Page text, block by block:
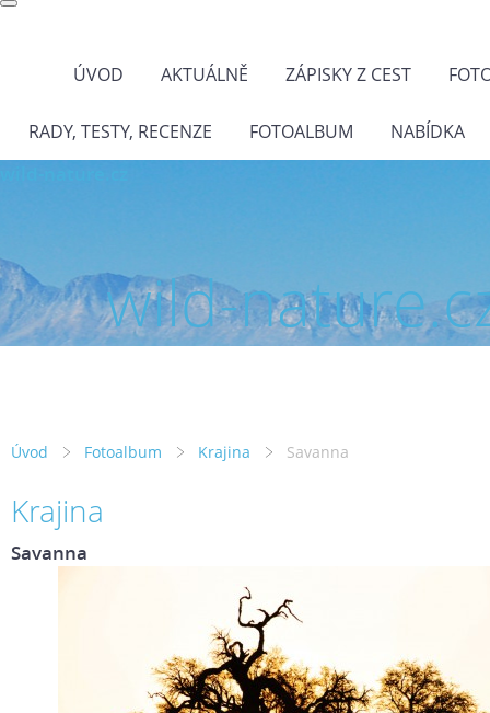
ÚVOD AKTUÁLNĚ ZÁPISKY Z CEST
RADY, TESTY, RECENZE FOTOALBUM NABÍDKA
wild-
Úvod Fotoalbum Krajina Savanna
Krajina
Savanna